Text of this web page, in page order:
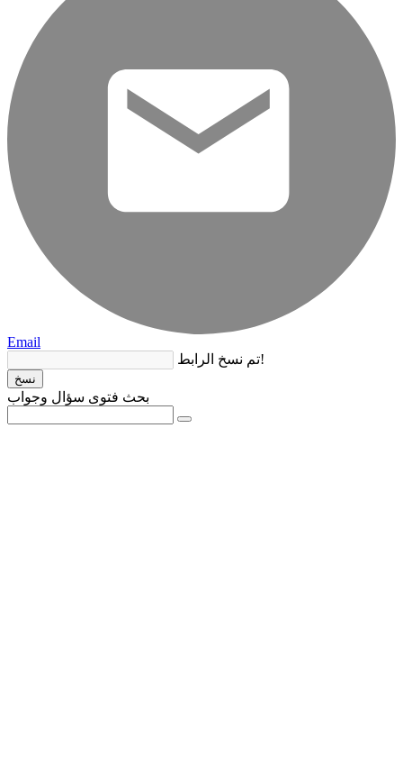
Email
تم نسخ الرابط!
نسخ
بحث فتوى سؤال وجواب